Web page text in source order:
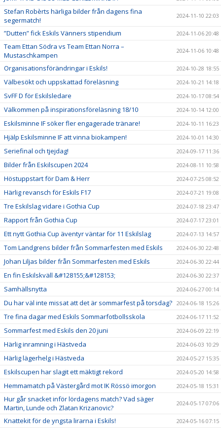
Stefan Robèrts härliga bilder från dagens fina
segermatch!
2024-11-10 22:03
”Dutten” fick Eskils Vänners stipendium 2024-11-06 20:48
Team Ettan Södra vs Team Ettan Norra –
Mustaschkampen
2024-11-06 10:48
Organisationsförändringar i Eskils! 2024-10-28 18:55
Välbesökt och uppskattad föreläsning 2024-10-21 14:18
SvFF D för Eskilsledare 2024-10-17 08:54
Välkommen på inspirationsföreläsning 18/10 2024-10-14 12:00
Eskilsminne IF söker fler engagerade tränare! 2024-10-11 16:23
Hjälp Eskilsminne IF att vinna biokampen! 2024-10-01 14:30
Seriefinal och tjejdag! 2024-09-17 11:36
Bilder från Eskilscupen 2024 2024-08-11 10:58
Höstuppstart för Dam & Herr 2024-07-25 08:52
Härlig revansch för Eskils F17 2024-07-21 19:08
Tre Eskilslag vidare i Gothia Cup 2024-07-18 23:47
Rapport från Gothia Cup 2024-07-17 23:01
Ett nytt Gothia Cup äventyr väntar för 11 Eskilslag 2024-07-13 14:57
Tom Landgrens bilder från Sommarfesten med Eskils 2024-06-30 22:48
Johan Liljas bilder från Sommarfesten med Eskils 2024-06-30 22:44
En fin Eskilskväll &#128155;&#128153; 2024-06-30 22:37
Samhällsnytta 2024-06-27 00:14
Du har väl inte missat att det är sommarfest på torsdag? 2024-06-18 15:26
Tre fina dagar med Eskils Sommarfotbollsskola 2024-06-17 11:52
Sommarfest med Eskils den 20 juni 2024-06-09 22:19
Härlig inramning i Hästveda 2024-06-03 10:29
Härlig lägerhelg i Hästveda 2024-05-27 15:35
Eskilscupen har slagit ett mäktigt rekord 2024-05-20 14:58
Hemmamatch på Västergård mot IK Rössö imorgon 2024-05-18 15:31
Hur går snacket inför lördagens match? Vad säger
Martin, Lunde och Zlatan Krizanovic?
2024-05-17 07:06
Knattekit för de yngsta lirarna i Eskils! 2024-05-16 07:15